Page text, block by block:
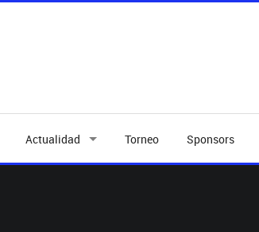
Actualidad Torneo Sponsors